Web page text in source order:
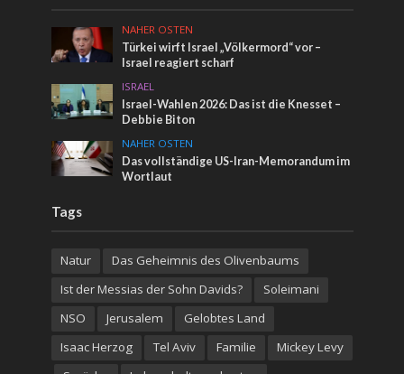
NAHER OSTEN
Türkei wirft Israel „Völkermord“ vor –
Israel reagiert scharf
ISRAEL
Israel-Wahlen 2026: Das ist die Knesset –
Debbie Biton
NAHER OSTEN
Das vollständige US-Iran-Memorandum im
Wortlaut
Tags
Natur
Das Geheimnis des Olivenbaums
Ist der Messias der Sohn Davids?
Soleimani
NSO
Jerusalem
Gelobtes Land
Isaac Herzog
Tel Aviv Familie
Mickey Levy